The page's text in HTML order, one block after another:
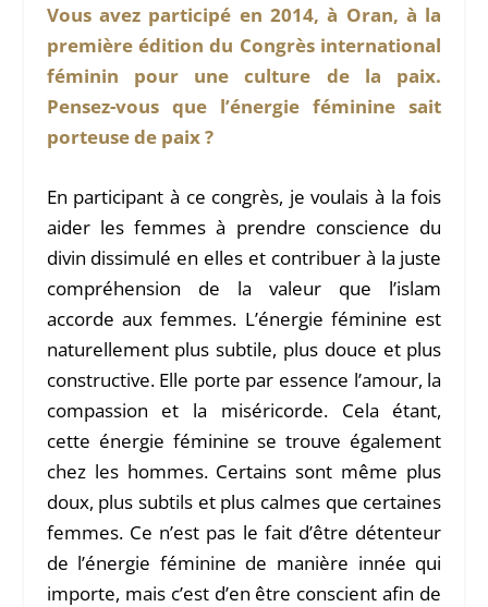
Vous avez participé en 2014, à Oran, à la
première édition du Congrès international
féminin pour une culture de la paix.
Pensez-vous que l’énergie féminine sait
porteuse de paix ?
En participant à ce congrès, je voulais à la fois
aider les femmes à prendre conscience du
divin dissimulé en elles et contribuer à la juste
compréhension de la valeur que l’islam
accorde aux femmes. L’énergie féminine est
naturellement plus subtile, plus douce et plus
constructive. Elle porte par essence l’amour, la
compassion et la miséricorde. Cela étant,
cette énergie féminine se trouve également
chez les hommes. Certains sont même plus
doux, plus subtils et plus calmes que certaines
femmes. Ce n’est pas le fait d’être détenteur
de l’énergie féminine de manière innée qui
importe, mais c’est d’en être conscient afin de